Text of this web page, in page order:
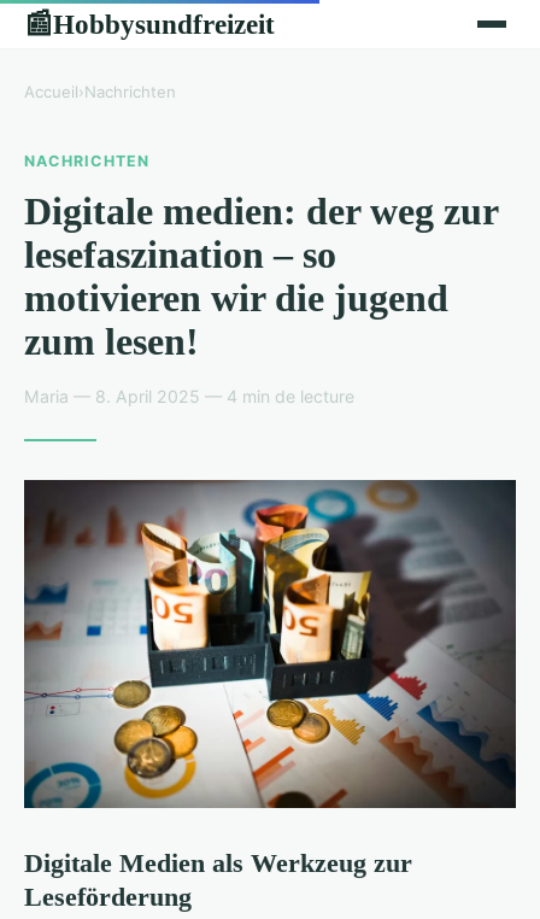
📰Hobbysundfreizeit
Accueil›Nachrichten
NACHRICHTEN
Digitale medien: der weg zur
lesefaszination – so
motivieren wir die jugend
zum lesen!
Maria — 8. April 2025 — 4 min de lecture
Digitale Medien als Werkzeug zur
Leseförderung